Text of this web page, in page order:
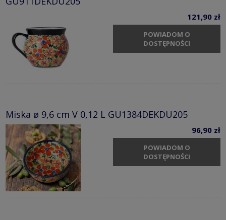
121,90 zł
POWIADOM O
DOSTĘPNOŚCI
Miska ø 9,6 cm V 0,12 L GU1384DEKDU205
96,90 zł
POWIADOM O
DOSTĘPNOŚCI